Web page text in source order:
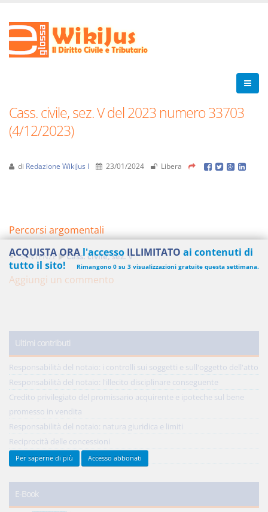
Cass. civile, sez. V del 2023 numero 33703
(4/12/2023)
di Redazione WikiJus I 23/01/2024 Libera
Percorsi argomentali
SENTENZE Cass. civile, sez. V
Aggiungi un commento
Ultimi contributi
Responsabilità del notaio: i controlli sui soggetti e sull'oggetto dell'atto
Responsabilità del notaio: l'illecito disciplinare conseguente
Credito privilegiato del promissario acquirente e ipoteche sul bene
promesso in vendita
Responsabilità del notaio: natura giuridica e limiti
Reciprocità delle concessioni
Tutti gli ultimi contributi >
E-Book
ACQUISTA ORAl'accesso ILLIMITATO ai contenuti di
tutto il sito!
Rimangono 0 su 3 visualizzazioni gratuite questa settimana.
anziché570.00€,risparmi il 21%!
48,00 € MENSILI
Acquista ora
Per saperne di più Accesso abbonati